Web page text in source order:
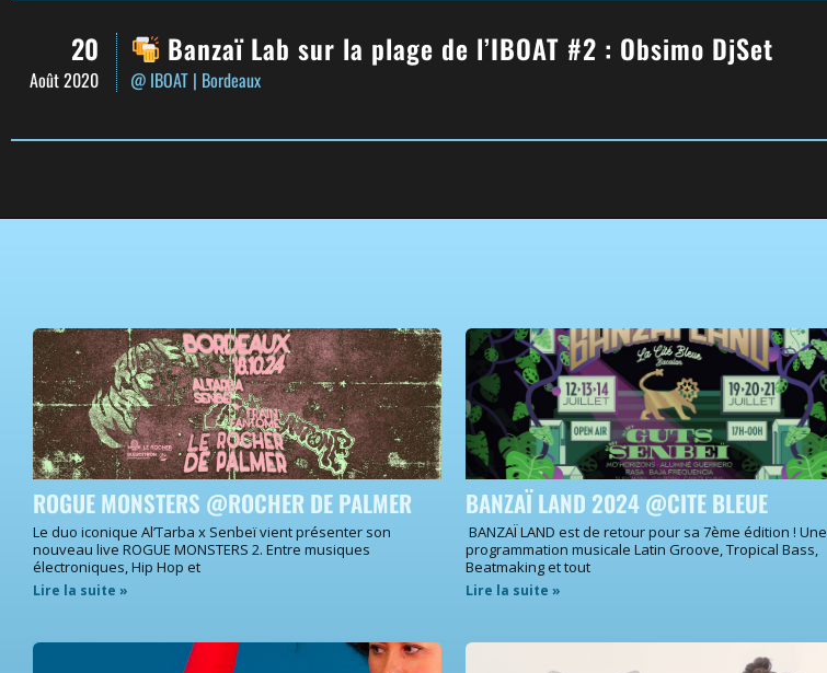
20
Août 2020
Banzaï Lab sur la plage de l’IBOAT #2 : Obsimo DjSet
@ IBOAT | Bordeaux
ROGUE MONSTERS @ROCHER DE PALMER
Le duo iconique Al’Tarba x Senbeï vient présenter son
nouveau live ROGUE MONSTERS 2. Entre musiques
électroniques, Hip Hop et
Lire la suite »
BANZAÏ LAND 2024 @CITE BLEUE
BANZAÏ LAND est de retour pour sa 7ème édition ! Une
programmation musicale Latin Groove, Tropical Bass,
Beatmaking et tout
Lire la suite »